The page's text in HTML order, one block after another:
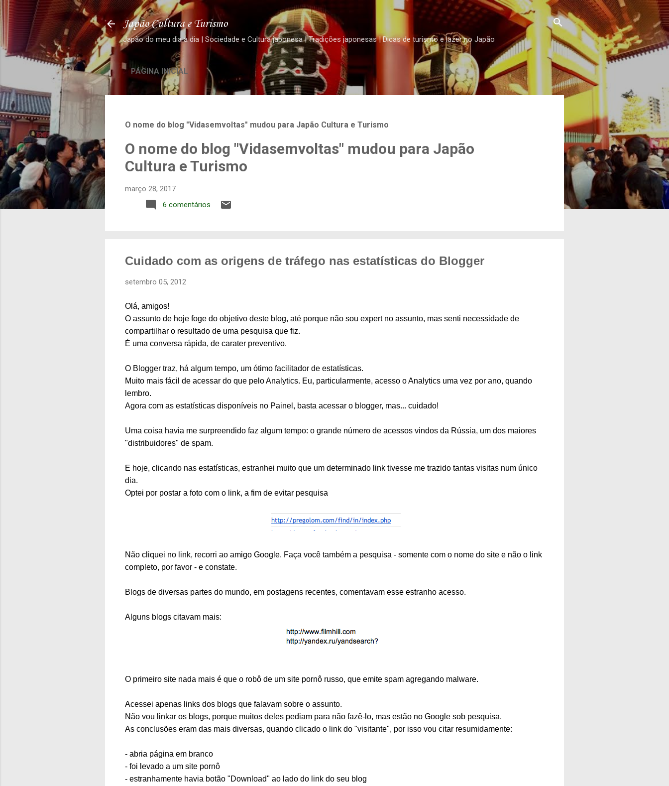
Pular para o conteúdo principal
Japão Cultura e Turismo
Japão do meu dia a dia | Sociedade e Cultura japonesa | Tradições japonesas | Dicas de turismo e lazer no Japão
PÁGINA INICIAL
O nome do blog "Vidasemvoltas" mudou para Japão Cultura e Turismo
O nome do blog "Vidasemvoltas" mudou para Japão
Cultura e Turismo
março 28, 2017
6 comentários
Cuidado com as origens de tráfego nas estatísticas do Blogger
setembro 05, 2012
Olá, amigos!
O assunto de hoje foge do objetivo deste blog, até porque não sou expert no assunto, mas senti necessidade de
compartilhar o resultado de uma pesquisa que fiz.
É uma conversa rápida, de carater preventivo.
O Blogger traz, há algum tempo, um ótimo facilitador de estatísticas.
Muito mais fácil de acessar do que pelo Analytics. Eu, particularmente, acesso o Analytics uma vez por ano, quando
lembro.
Agora com as estatísticas disponíveis no Painel, basta acessar o blogger, mas... cuidado!
Uma coisa havia me surpreendido faz algum tempo: o grande número de acessos vindos da Rússia, um dos maiores
"distribuidores" de spam.
E hoje, clicando nas estatísticas, estranhei muito que um determinado link tivesse me trazido tantas visitas num único
dia.
Optei por postar a foto com o link, a fim de evitar pesquisa
Não cliquei no link, recorri ao amigo Google. Faça você também a pesquisa - somente com o nome do site e não o link
completo, por favor - e constate.
Blogs de diversas partes do mundo, em postagens recentes, comentavam esse estranho acesso.
Alguns blogs citavam mais:
O primeiro site nada mais é que o robô de um site pornô russo, que emite spam agregando malware.
Acessei apenas links dos blogs que falavam sobre o assunto.
Não vou linkar os blogs, porque muitos deles pediam para não fazê-lo, mas estão no Google sob pesquisa.
As conclusões eram das mais diversas, quando clicado o link do "visitante", por isso vou citar resumidamente:
- abria página em branco
- foi levado a um site pornô
- estranhamente havia botão "Download" ao lado do link do seu blog